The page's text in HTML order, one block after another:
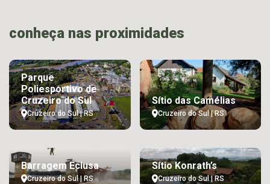
conheça nas proximidades
Parque
Poliesportivo de
Cruzeiro do Sul
Cruzeiro do Sul | RS
Sítio das Camélias
Cruzeiro do Sul | RS
Barragem Eclusa
Cruzeiro do Sul | RS
Sítio Konrath’s
Cruzeiro do Sul | RS